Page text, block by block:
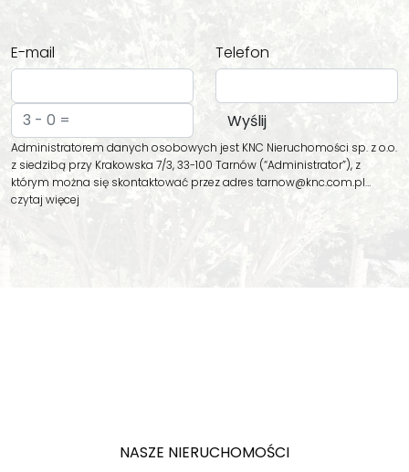
E-mail Telefon
Administratorem danych osobowych jest KNC Nieruchomości sp. z o.o.
z siedzibą przy Krakowska 7/3, 33-100 Tarnów (“Administrator”), z
którym można się skontaktować przez adres tarnow@knc.com.pl…
czytaj więcej
NASZE NIERUCHOMOŚCI